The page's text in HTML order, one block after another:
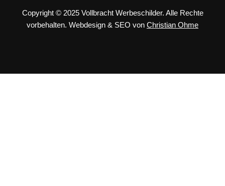
Copyright © 2025 Vollbracht Werbeschilder. Alle Rechte
vorbehalten. Webdesign & SEO von Christian Ohme